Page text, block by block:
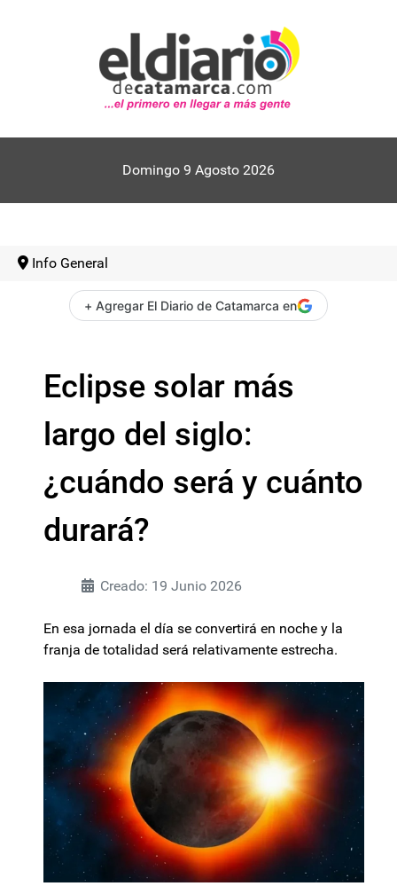
Domingo 9 Agosto 2026
Info General
+ Agregar El Diario de Catamarca en
Eclipse solar más
largo del siglo:
¿cuándo será y cuánto
durará?
Creado: 19 Junio 2026
En esa jornada el día se convertirá en noche y la
franja de totalidad será relativamente estrecha.